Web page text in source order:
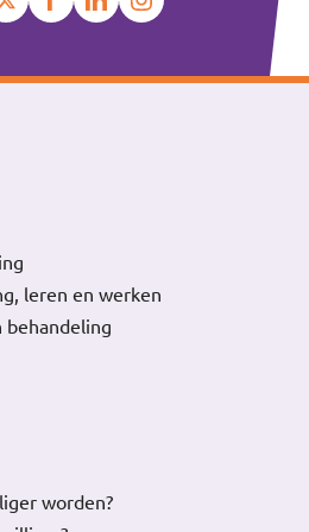
leren en werken
behandeling
worden?